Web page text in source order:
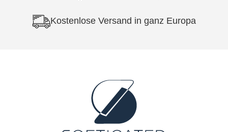
Kostenlose Versand in ganz Europa